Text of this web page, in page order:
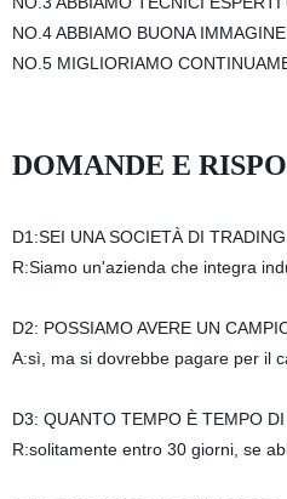
NO.4 ABBIAMO BUONA
NO.5 MIGLIORIAMO
DOMANDE E
D1:SEI UNA SOCIETÀ DI
R:Siamo un'azienda che integra
D2: POSSIAMO AVERE UN
A:sì, ma si dovrebbe pagare per il
D3: QUANTO TEMPO È TEMPO
R:solitamente entro 30 giorni, se